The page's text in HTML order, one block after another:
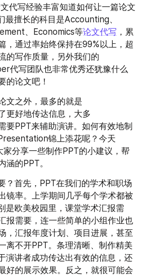
代写经验丰富知道如何让一篇论文
最擅长的科目是Accounting、
、Economics等论文代写 ，累
，通过率始终保持在99%以上，超
的写作质量，另外我们的
代写团队也非常优秀还犹豫什么
的论文吧！
文之外，最多的就是
更好地传达信息，大多
要PPT来辅助演讲。如何有效地制
锦上添花呢？今天
分享一些制作PPT的小建议，帮
涵的PPT。
？首先，PPT在我们的学术和职场
镜率。上学期间几乎每个学术都被
是欧美校园里，课堂学术汇报需
报需要，连一些简单的小组作业也
，汇报年度计划、项目进展，甚至
离不开PPT。条理清晰、制作精美
演讲者成功传达出有效的信息，还
好的展示效果。反之，就很可能会